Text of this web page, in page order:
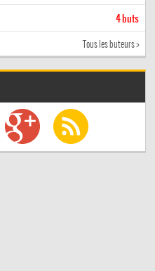
4 buts
Tous les buteurs >